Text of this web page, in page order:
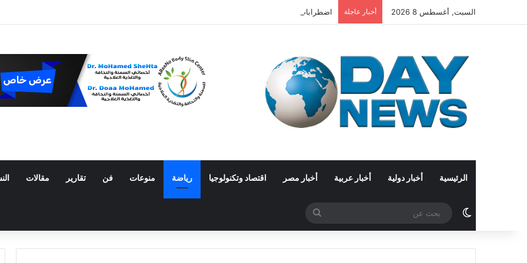
السبت, أغسطس 8 2026 أخبار عاجلة اضطرابات الشرق الأوسط ترفع أسعار وقود الطائرات المستدام عالميًا
الرئيسية أخبار دولية أخبار عربية أخبار مصر اقتصاد وتكنولوجيا رياضة منوعات فن تقارير مقالات
الوضع المظلم
بحث
عن